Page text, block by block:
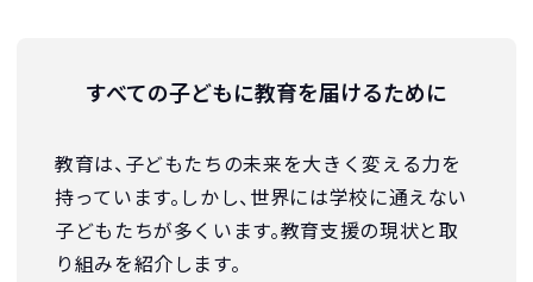
すべての子どもに教育を届けるために
教育は、子どもたちの未来を大きく変える力を
持っています。しかし、世界には学校に通えない
子どもたちが多くいます。教育支援の現状と取
り組みを紹介します。